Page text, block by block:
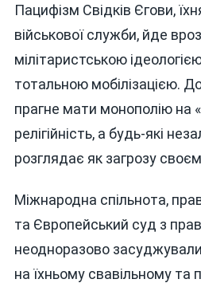
Пацифізм Свідків Єгови,
військової служби, йде
мілітаристською
тотальною мобілізацією.
прагне мати монополію на
релігійність, а будь-які
розглядає як загрозу
Міжнародна спільнота,
та Європейський суд з
неодноразово засуджували
на їхньому свавільному та